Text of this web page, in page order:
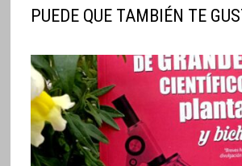
PUEDE QUE TAMBIÉN TE